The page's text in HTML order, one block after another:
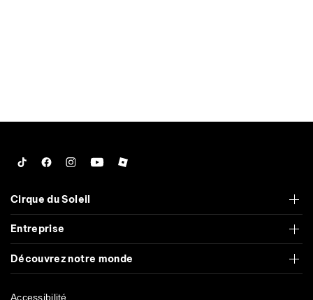
TiktokFacebook
Instagram
YouTubeRoblox
Cirque du Soleil
Entreprise
Découvrez notre monde
Accessibilité